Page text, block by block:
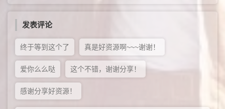
发表评论
终于等到这个了 真是好资源啊~~~谢谢！
爱你么么哒 这个不错，谢谢分享！
感谢分享好资源！